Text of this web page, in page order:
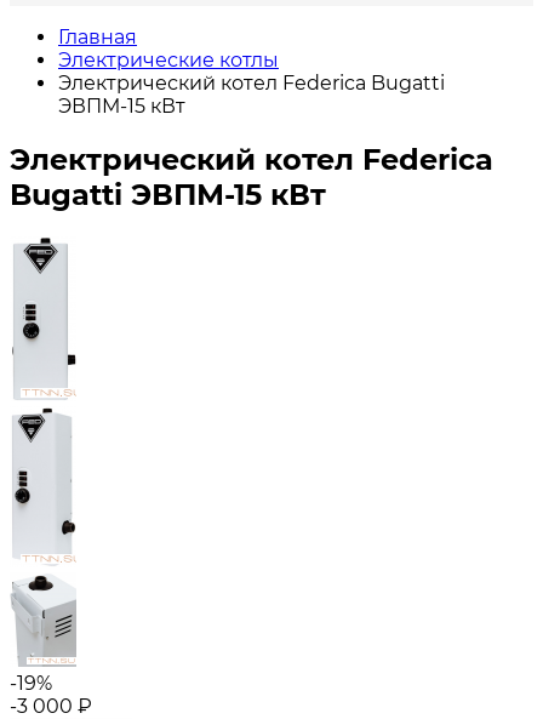
Главная
Электрические котлы
Электрический котел Federica Bugatti
ЭВПМ-15 кВт
Электрический котел Federica
Bugatti ЭВПМ-15 кВт
-19%
-3 000 ₽